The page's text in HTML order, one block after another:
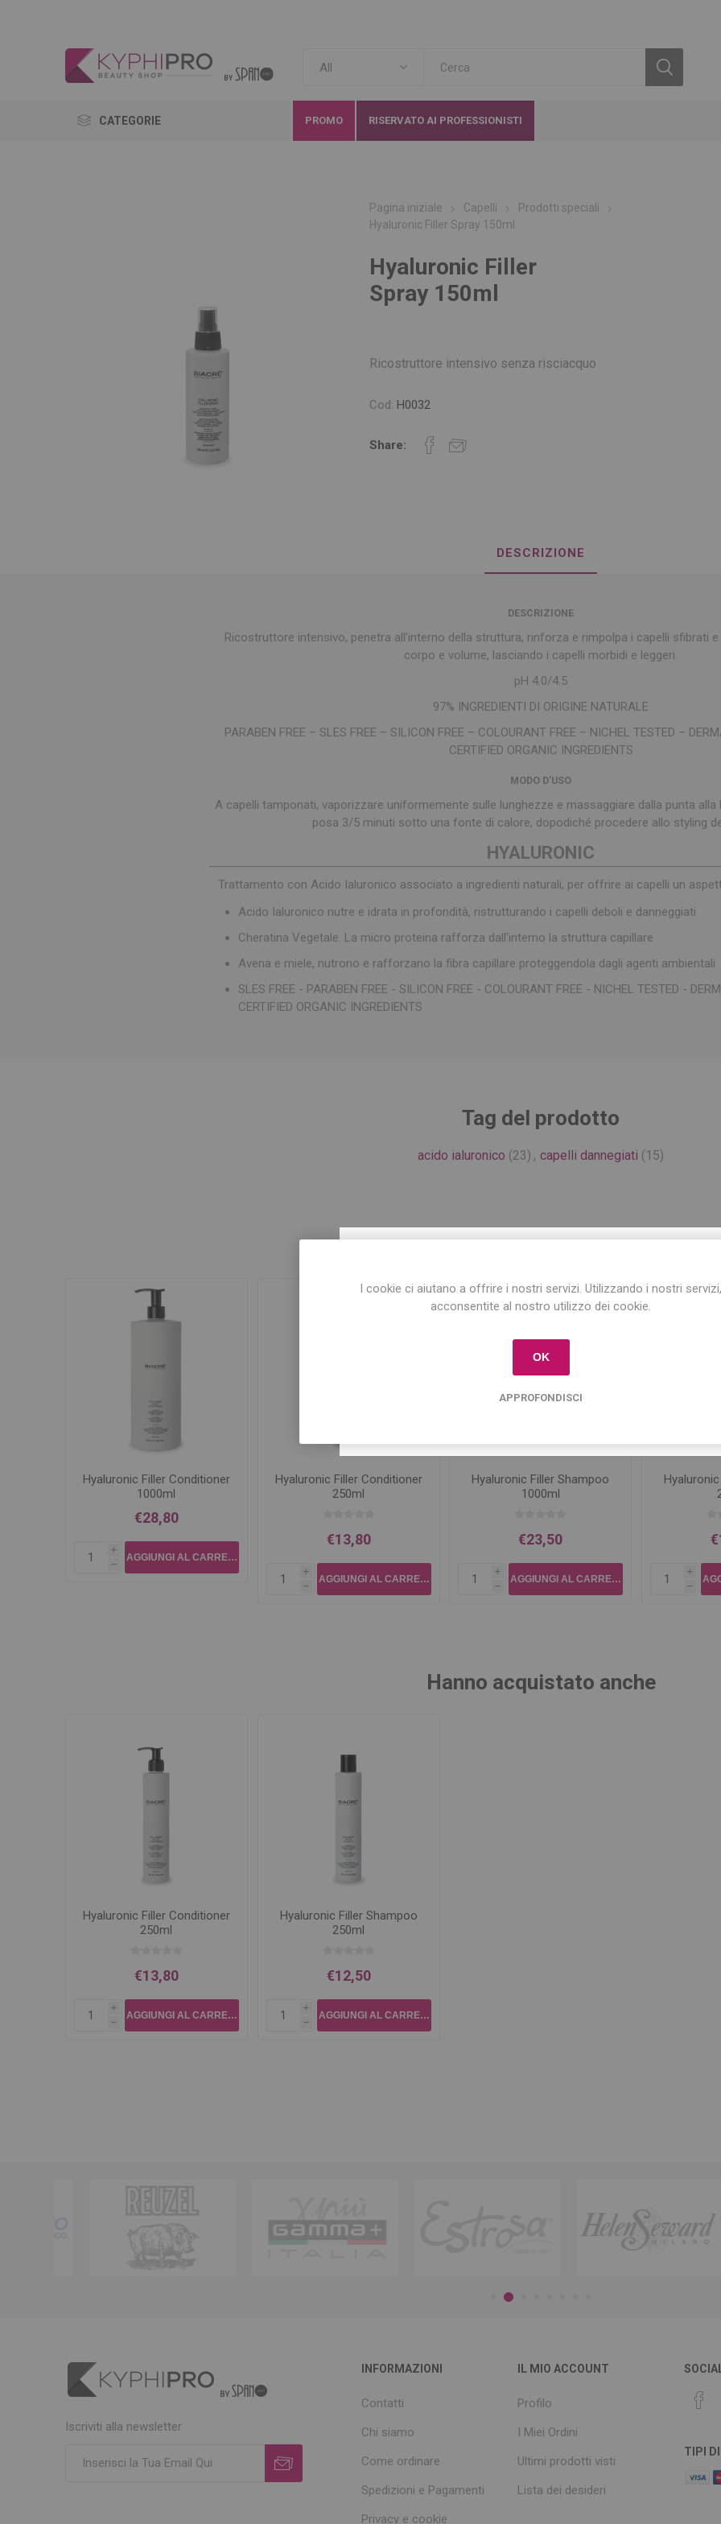
Iscriviti per conoscere le nostre ultime offerte
CATEGORIE PROMO RISERVATO AI PROFESSIONISTI
Pagina iniziale Capelli
Prodotti speciali
Hyaluronic Filler Spray 150ml
Hyaluronic Filler
Spray 150ml
Ricostruttore intensivo senza risciacquo
Cod: H0032
Share:
DESCRIZIONE
DESCRIZIONE
Ricostruttore intensivo, penetra all’interno della struttura, rinforza e rimpolpa i capelli sfibrati
corpo e volume, lasciando i capelli morbidi e leggeri.
pH 4.0/4.5
97% INGREDIENTI DI ORIGINE NATURALE
PARABEN FREE – SLES FREE – SILICON FREE – COLOURANT FREE – NICHEL TESTED –
CERTIFIED ORGANIC INGREDIENTS
MODO D’USO
A capelli tamponati, vaporizzare uniformemente sulle lunghezze e massaggiare dalla punta alla
posa 3/5 minuti sotto una fonte di calore, dopodiché procedere allo styling
HYALURONIC
Trattamento con Acido Ialuronico associato a ingredienti naturali, per offrire ai capelli un
Acido Ialuronico nutre e idrata in profondità, ristrutturando i capelli deboli e danneggiati
Cheratina Vegetale. La micro proteina rafforza dall’interno la struttura capillare
Avena e miele, nutrono e rafforzano la fibra capillare proteggendola dagli agenti ambientali
SLES FREE - PARABEN FREE - SILICON FREE - COLOURANT FREE - NICHEL TESTED -
CERTIFIED ORGANIC INGREDIENTS
Tag del prodotto
acido ialuronico (23) , capelli dannegiati (15)
Prodotti correlati
Hyaluronic Filler Conditioner
1000ml
€28,80
i
h
Hyaluronic Filler Conditioner
250ml
€13,80
i
h
Hyaluronic Filler Shampoo
1000ml
€23,50
i
h
i
h
Hanno acquistato anche
Hyaluronic Filler Conditioner
250ml
€13,80
i
h
Hyaluronic Filler Shampoo
250ml
€12,50
i
h
Iscriviti alla newsletter
INFORMAZIONI
Contatti
Chi siamo
Come ordinare
Spedizioni e Pagamenti
Privacy e cookie
IL MIO ACCOUNT
Profilo
I Miei Ordini
Ultimi prodotti visti
Lista dei desideri
TIPI
I cookie ci aiutano a offrire i nostri servizi. Utilizzando i nostri servizi,
acconsentite al nostro utilizzo dei cookie.
OK
APPROFONDISCI